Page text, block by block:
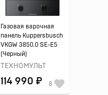
Газовая варочная
панель Kuppersbusch
VKGW 3850.0 SE-E5
(Черный)
ТЕХНОМУЛЬТ
114 990 ₽ 8